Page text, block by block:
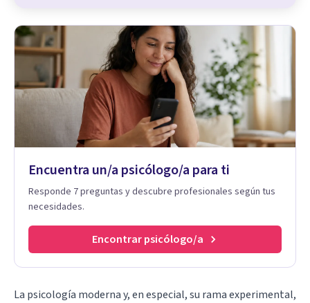
Encuentra un/a psicólogo/a para ti
Responde 7 preguntas y descubre profesionales según tus
necesidades.
Encontrar psicólogo/a
La psicología moderna y, en especial, su rama experimental,